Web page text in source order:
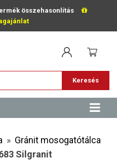
összehasonlítás
Keresés
» Gránit mosogatótálca
Silgranit